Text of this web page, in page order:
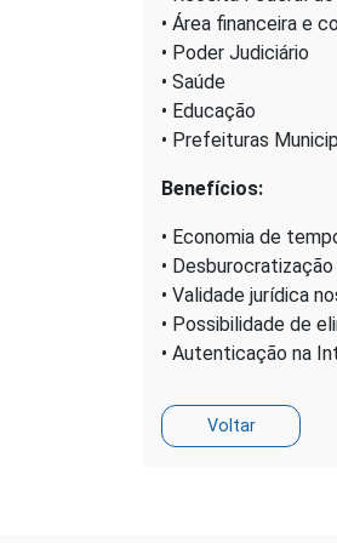
• Área financeira e
• Poder Judiciário
• Saúde
• Educação
• Prefeituras
Benefícios:
• Economia de
•
• Validade jurídica
• Possibilidade de
• Autenticação na